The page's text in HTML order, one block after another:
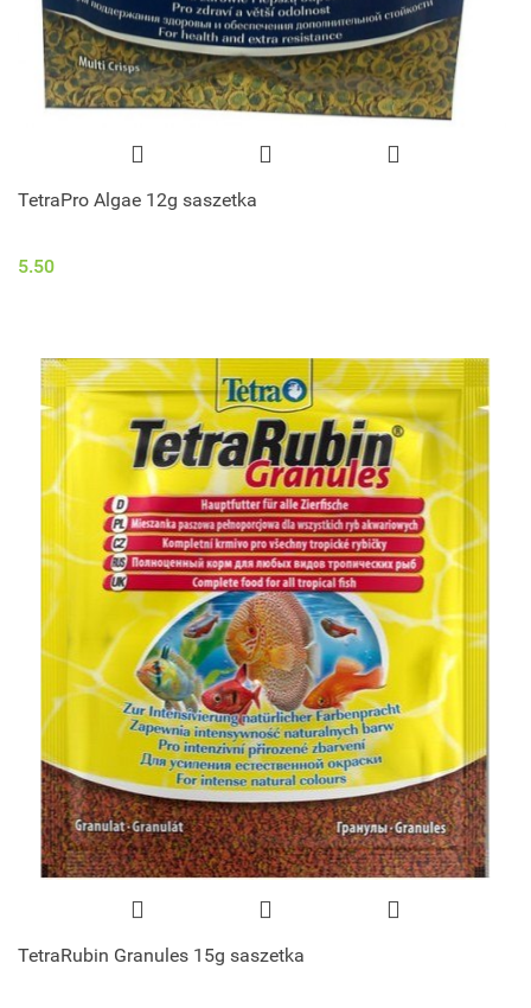
TetraPro Algae 12g saszetka
5.50
TetraRubin Granules 15g saszetka